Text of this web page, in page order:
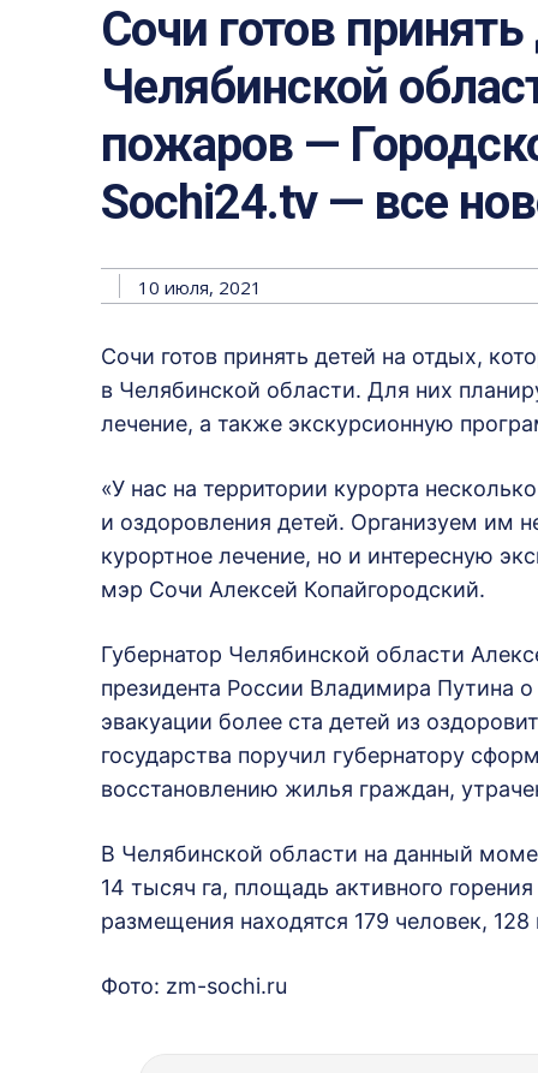
Сочи готов
Челябинской
пожаров —
Sochi24.tv — все
10 июля, 2021
Сочи готов принять детей на отдых,
в Челябинской области. Для них
лечение, а также экскурсионную
«У нас на территории курорта
и оздоровления детей. Организуем им
курортное лечение, но и интересную
мэр Сочи Алексей Копайгородский.
Губернатор Челябинской области
президента России Владимира Путина
эвакуации более ста детей из
государства поручил губернатору
восстановлению жилья граждан,
В Челябинской области на данный
14 тысяч га, площадь активного
размещения находятся 179 человек,
Фото: zm-sochi.ru